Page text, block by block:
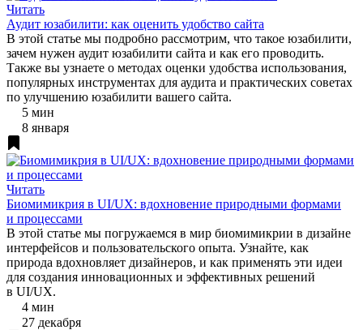
Читать
Аудит юзабилити: как оценить удобство сайта
В этой статье мы подробно рассмотрим, что такое юзабилити,
зачем нужен аудит юзабилити сайта и как его проводить.
Также вы узнаете о методах оценки удобства использования,
популярных инструментах для аудита и практических советах
по улучшению юзабилити вашего сайта.
5 мин
8 января
Читать
Биомимикрия в UI/UX: вдохновение природными формами
и процессами
В этой статье мы погружаемся в мир биомимикрии в дизайне
интерфейсов и пользовательского опыта. Узнайте, как
природа вдохновляет дизайнеров, и как применять эти идеи
для создания инновационных и эффективных решений
в UI/UX.
4 мин
27 декабря